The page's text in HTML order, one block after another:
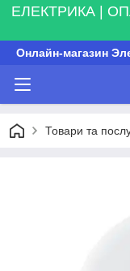
ЕЛЕКТРИКА |
Онлайн-магазин
Товари та